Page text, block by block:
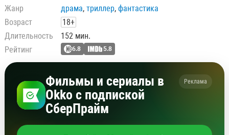
Жанр
драма, триллер, фантастика
Возраст
18+
Длительность
152 мин.
Рейтинг
6.8 5.8
Фильмы и сериалы в
Okko с подпиской
СберПрайм
Реклама